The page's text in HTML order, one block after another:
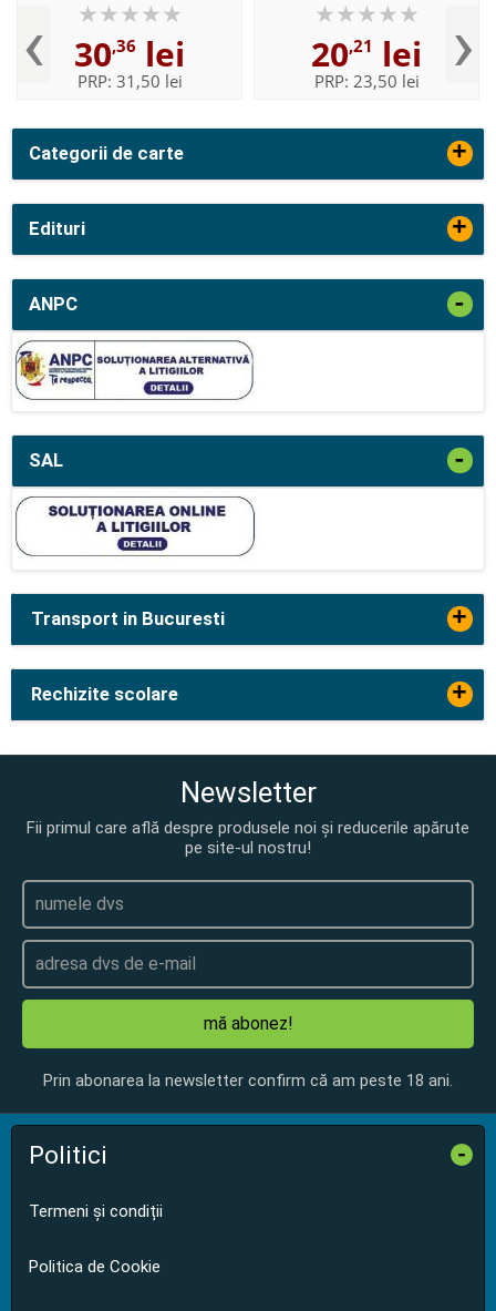
Categorii de carte +
Edituri +
ANPC -
SAL -
‹ 30,36 lei
PRP: 31,50 lei
20,21 lei
PRP: 23,50 lei ›
Transport in Bucuresti +
Rechizite scolare +
Newsletter
Fii primul care află despre produsele noi și reducerile apărute
pe site-ul nostru!
mă abonez!
Prin abonarea la newsletter confirm că am peste 18 ani.
Politici -
Termeni și condiții
Politica de Cookie